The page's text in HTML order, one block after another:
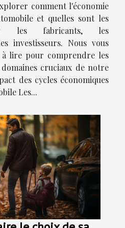
comment l'économie
et quelles sont les
les fabricants, les
investisseurs. Nous vous
lire pour comprendre les
cruciaux de notre
des cycles économiques
Les...